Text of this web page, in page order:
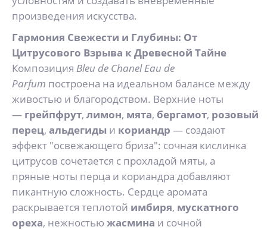
произведения искусства.
Гармония Свежести и Глубины: От
Цитрусового Взрыва к Древесной Тайне
Композиция Bleu de Chanel Eau de
Parfum построена на идеальном балансе между
живостью и благородством. Верхние ноты
— грейпфрут, лимон, мята, бергамот, розовый
перец, альдегиды и кориандр — создают
эффект "освежающего бриза": сочная кислинка
цитрусов сочетается с прохладой мяты, а
пряные ноты перца и кориандра добавляют
пикантную сложность. Сердце аромата
раскрывается теплотой имбиря, мускатного
ореха, нежностью жасмина и сочной